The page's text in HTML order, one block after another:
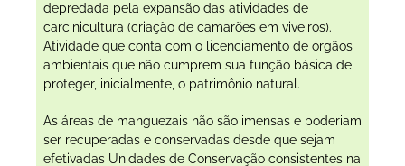
depredada pela expansão das atividades de
carcinicultura (criação de camarões em viveiros).
Atividade que conta com o licenciamento de órgãos
ambientais que não cumprem sua função básica de
proteger, inicialmente, o patrimônio natural.
As áreas de manguezais não são imensas e poderiam
ser recuperadas e conservadas desde que sejam
efetivadas Unidades de Conservação consistentes na